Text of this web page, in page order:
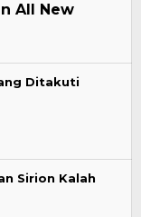
All New
Ditakuti
Sirion Kalah